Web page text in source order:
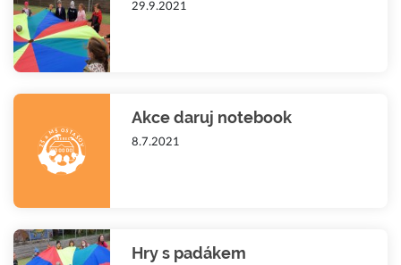
29.9.2021
Akce daruj notebook
8.7.2021
Hry s padákem